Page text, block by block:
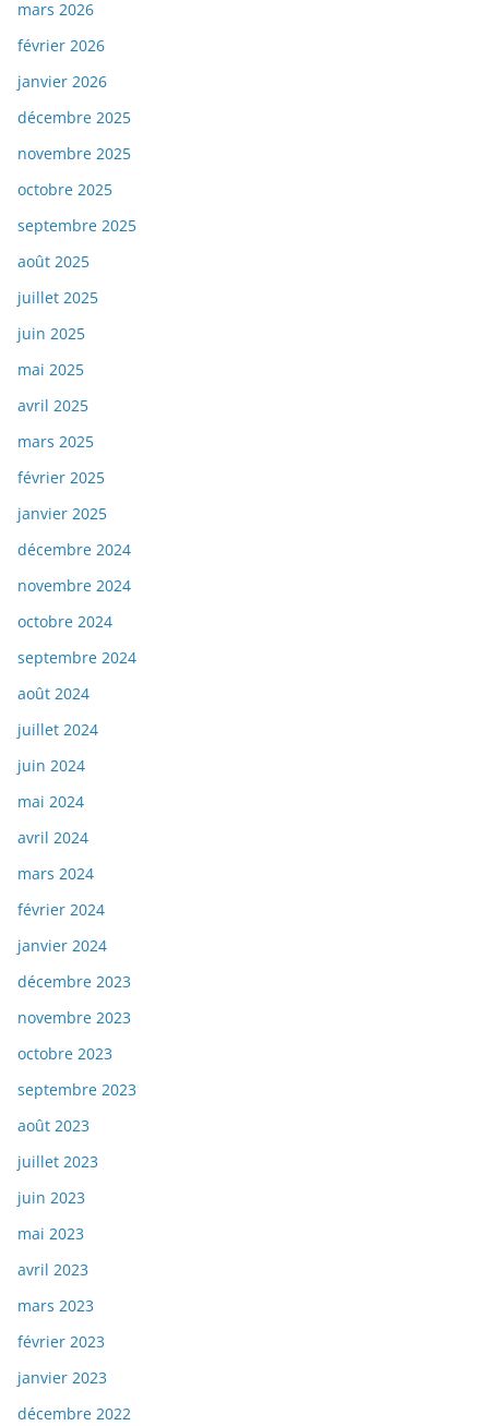
mars 2026
février 2026
janvier 2026
décembre 2025
novembre 2025
octobre 2025
septembre 2025
août 2025
juillet 2025
juin 2025
mai 2025
avril 2025
mars 2025
février 2025
janvier 2025
décembre 2024
novembre 2024
octobre 2024
septembre 2024
août 2024
juillet 2024
juin 2024
mai 2024
avril 2024
mars 2024
février 2024
janvier 2024
décembre 2023
novembre 2023
octobre 2023
septembre 2023
août 2023
juillet 2023
juin 2023
mai 2023
avril 2023
mars 2023
février 2023
janvier 2023
décembre 2022